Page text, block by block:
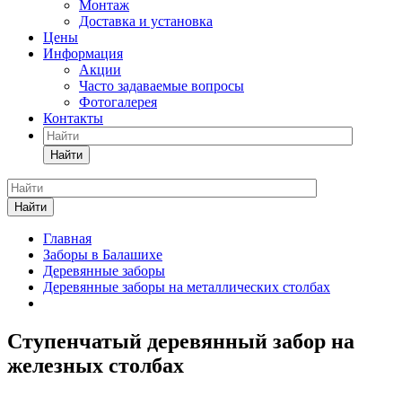
Монтаж
Доставка и установка
Цены
Информация
Акции
Часто задаваемые вопросы
Фотогалерея
Контакты
Найти
Найти
Главная
Заборы в Балашихе
Деревянные заборы
Деревянные заборы на металлических столбах
Ступенчатый деревянный забор на
железных столбах